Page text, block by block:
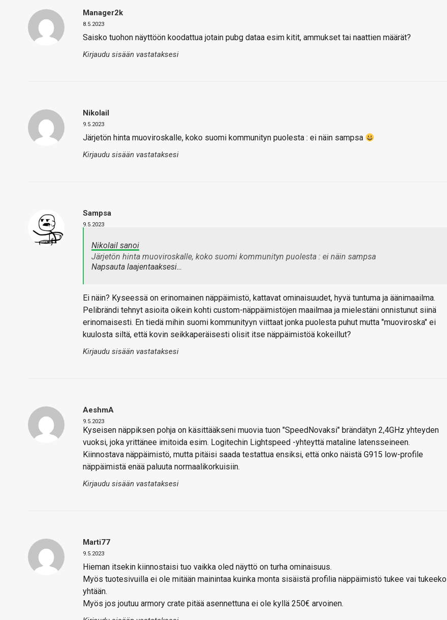
Manager2k
8.5.2023
Saisko tuohon näyttöön koodattua jotain pubg dataa esim kitit, ammukset tai naattien määrät?
Kirjaudu sisään vastataksesi
Nikolail
9.5.2023
Järjetön hinta muoviroskalle, koko suomi kommunityn puolesta : ei näin sampsa
Kirjaudu sisään vastataksesi
Sampsa
9.5.2023
Nikolail sanoi
Järjetön hinta muoviroskalle, koko suomi kommunityn puolesta : ei näin sampsa
Napsauta laajentaaksesi…
Ei näin? Kyseessä on erinomainen näppäimistö, kattavat ominaisuudet, hyvä tuntuma ja äänimaailma.
Pelibrändi tehnyt asioita oikein kohti custom-näppäimistöjen maailmaa ja mielestäni onnistunut siinä
erinomaisesti. En tiedä mihin suomi kommunityyn viittaat jonka puolesta puhut mutta "muoviroska" ei
kuulosta siltä, että kovin seikkaperäisesti olisit itse näppäimistöä kokeillut?
Kirjaudu sisään vastataksesi
AeshmA
9.5.2023
Kyseisen näppiksen pohja on käsittääkseni muovia tuon "SpeedNovaksi" brändätyn 2,4GHz yhteyden
vuoksi, joka yrittänee imitoida esim. Logitechin Lightspeed -yhteyttä mataline latensseineen.
Kiinnostava näppäimistö, mutta pitäisi saada testattua ensiksi, että onko näistä G915 low-profile
näppäimistä enää paluuta normaalikorkuisiin.
Kirjaudu sisään vastataksesi
Marti77
9.5.2023
Hieman itsekin kiinnostaisi tuo vaikka oled näyttö on turha ominaisuus.
Myös tuotesivuilla ei ole mitään mainintaa kuinka monta sisäistä profilia näppäimistö tukee vai tukeeko
yhtään.
Myös jos joutuu armory crate pitää asennettuna ei ole kyllä 250€ arvoinen.